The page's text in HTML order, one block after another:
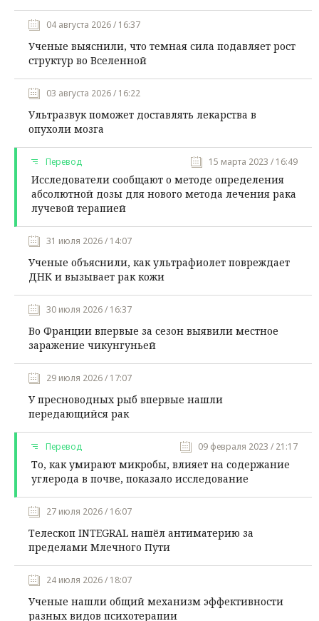
04 августа 2026 / 16:37
Ученые выяснили, что темная сила подавляет рост
структур во Вселенной
03 августа 2026 / 16:22
Ультразвук поможет доставлять лекарства в
опухоли мозга
Перевод 15 марта 2023 / 16:49
Исследователи сообщают о методе определения
абсолютной дозы для нового метода лечения рака
лучевой терапией
31 июля 2026 / 14:07
Ученые объяснили, как ультрафиолет повреждает
ДНК и вызывает рак кожи
30 июля 2026 / 16:37
Во Франции впервые за сезон выявили местное
заражение чикунгуньей
29 июля 2026 / 17:07
У пресноводных рыб впервые нашли
передающийся рак
Перевод 09 февраля 2023 / 21:17
То, как умирают микробы, влияет на содержание
углерода в почве, показало исследование
27 июля 2026 / 16:07
Телескоп INTEGRAL нашёл антиматерию за
пределами Млечного Пути
24 июля 2026 / 18:07
Ученые нашли общий механизм эффективности
разных видов психотерапии